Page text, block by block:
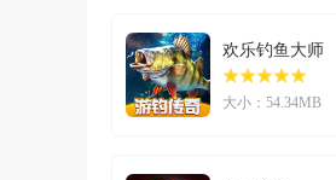
欢乐钓鱼大师
大小：54.34MB